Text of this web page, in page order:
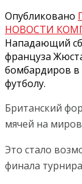
Опубликовано
НОВОСТИ
Нападающий
француза
бомбардиров
футболу.
Британский
мячей на
Это стало
финала